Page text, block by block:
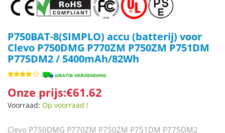
P750BAT-8(SIMPLO) accu (batterij) voor
Clevo P750DMG P770ZM P750ZM P751DM
P775DM2 / 5400mAh/82Wh
Onze prijs:€61.62
Voorraad: Op voorraad !
Clevo P750DMG P770ZM P750ZM P751DM P775DM2